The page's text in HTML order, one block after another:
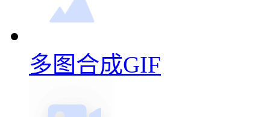
功能挺好用的，简单方便
更多动图制作功能